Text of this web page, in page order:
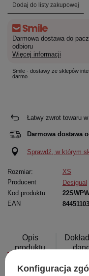
Dodaj do listy zakupowej
Darmowa dostawa do
odbioru
Więcej informacji
Smile - dostawy ze sklepów
darmo
Łatwy zwrot towaru
Darmowa dostawa
Sprawdź, w którym
Rozmiar:
XS
Producent
Desigual
Kod produktu
EAN
Opis
produktu
Konfiguracja